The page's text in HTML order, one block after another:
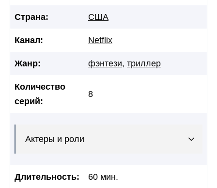
Страна: США
Канал: Netflix
Жанр: фэнтези, триллер
Количество
серий:
8
Актеры и роли
Длительность: 60 мин.